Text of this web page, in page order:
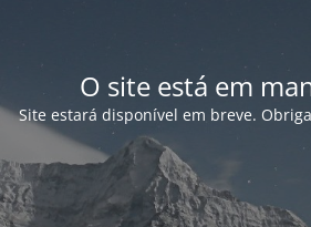
O site está em
Site estará disponível em breve.